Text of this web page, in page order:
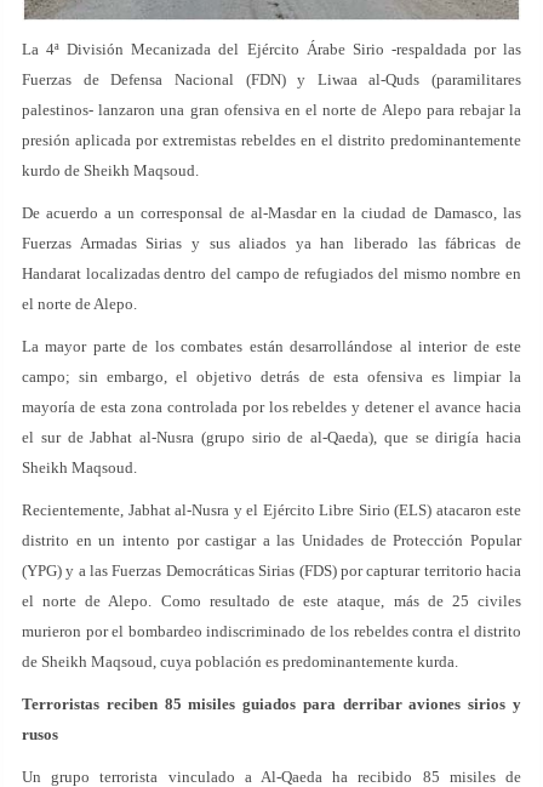
La 4ª División Mecanizada del Ejército Árabe Sirio -respaldada por las
Fuerzas de Defensa Nacional (FDN) y Liwaa al-Quds (paramilitares
palestinos- lanzaron una gran ofensiva en el norte de Alepo para rebajar la
presión aplicada por extremistas rebeldes en el distrito predominantemente
kurdo de Sheikh Maqsoud.
De acuerdo a un corresponsal de al-Masdar en la ciudad de Damasco, las
Fuerzas Armadas Sirias y sus aliados ya han liberado las fábricas de
Handarat localizadas dentro del campo de refugiados del mismo nombre en
el norte de Alepo.
La mayor parte de los combates están desarrollándose al interior de este
campo; sin embargo, el objetivo detrás de esta ofensiva es limpiar la
mayoría de esta zona controlada por los rebeldes y detener el avance hacia
el sur de Jabhat al-Nusra (grupo sirio de al-Qaeda), que se dirigía hacia
Sheikh Maqsoud.
Recientemente, Jabhat al-Nusra y el Ejército Libre Sirio (ELS) atacaron este
distrito en un intento por castigar a las Unidades de Protección Popular
(YPG) y a las Fuerzas Democráticas Sirias (FDS) por capturar territorio hacia
el norte de Alepo. Como resultado de este ataque, más de 25 civiles
murieron por el bombardeo indiscriminado de los rebeldes contra el distrito
de Sheikh Maqsoud, cuya población es predominantemente kurda.
Terroristas reciben 85 misiles guiados para derribar aviones sirios y
rusos
Un grupo terrorista vinculado a Al-Qaeda ha recibido 85 misiles de